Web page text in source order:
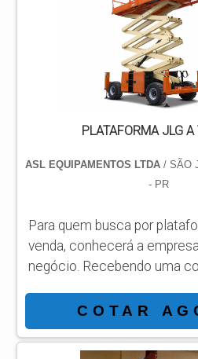
durabilidade dos materiais,
prejuízos com
peças defeituos...
PLATAFORMA JLG A
ASL EQUIPAMENTOS LTDA/ SÃO
- PR
Para quem busca por
venda, conhecerá a
negócio. Recebendo uma
conhecendo a sofisticação,
preço justo em um só lugar. MAIS
INFORMAÇÕES
COTAR